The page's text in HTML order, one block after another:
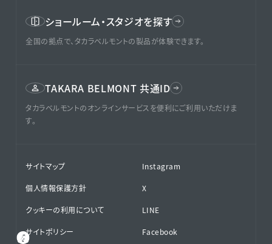
ショールーム・スタジオを探す
全国の拠点で、タカラベルモントの製品が体験できます。
TAKARA BELMONT 共通ID
タカラベルモントのオンラインサービスを便利にご利用いただけま
す。
サイトマップ
個人情報保護方針
クッキーの利用について
サイトポリシー
Instagram
X
LINE
Facebook